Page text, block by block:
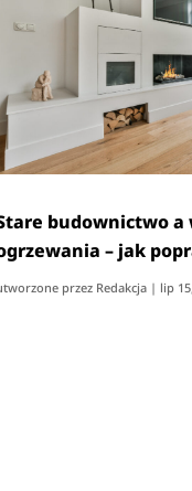
budownictwo a
– jak
przez Redakcja| lip